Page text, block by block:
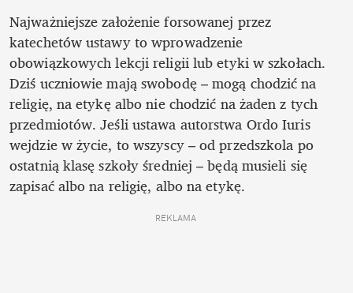
Najważniejsze założenie forsowanej przez
katechetów ustawy to wprowadzenie
obowiązkowych lekcji religii lub etyki w szkołach.
Dziś uczniowie mają swobodę – mogą chodzić na
religię, na etykę albo nie chodzić na żaden z tych
przedmiotów. Jeśli ustawa autorstwa Ordo Iuris
wejdzie w życie, to wszyscy – od przedszkola po
ostatnią klasę szkoły średniej – będą musieli się
zapisać albo na religię, albo na etykę.
REKLAMA